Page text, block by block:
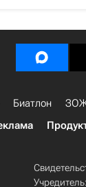
Биатлон